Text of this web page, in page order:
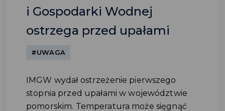
i Gospodarki Wodnej
ostrzega przed upałami
#UWAGA
IMGW wydał ostrzeżenie pierwszego
stopnia przed upałami w województwie
pomorskim. Temperatura może sięgnąć